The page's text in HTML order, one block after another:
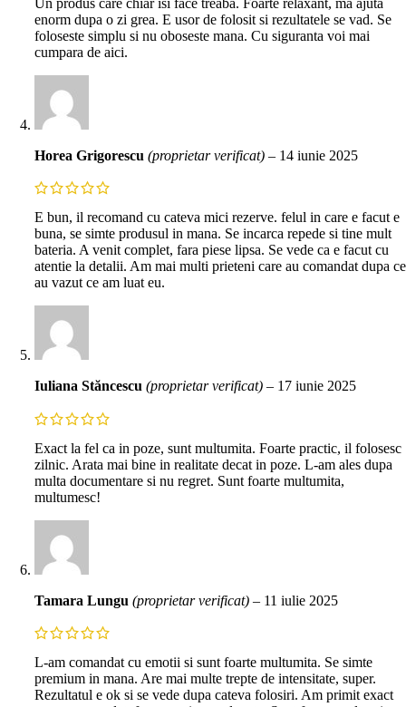
Un produs care chiar isi face treaba. Foarte relaxant, ma ajuta
enorm dupa o zi grea. E usor de folosit si rezultatele se vad. Se
foloseste simplu si nu oboseste mana. Cu siguranta voi mai
cumpara de aici.
Horea Grigorescu (proprietar verificat) – 14 iunie 2025
E bun, il recomand cu cateva mici rezerve. felul in care e facut e
buna, se simte produsul in mana. Se incarca repede si tine mult
bateria. A venit complet, fara piese lipsa. Se vede ca e facut cu
atentie la detalii. Am mai multi prieteni care au comandat dupa ce
au vazut ce am luat eu.
Iuliana Stăncescu (proprietar verificat) – 17 iunie 2025
Exact la fel ca in poze, sunt multumita. Foarte practic, il folosesc
zilnic. Arata mai bine in realitate decat in poze. L-am ales dupa
multa documentare si nu regret. Sunt foarte multumita,
multumesc!
Tamara Lungu (proprietar verificat) – 11 iulie 2025
L-am comandat cu emotii si sunt foarte multumita. Se simte
premium in mana. Are mai multe trepte de intensitate, super.
Rezultatul e ok si se vede dupa cateva folosiri. Am primit exact